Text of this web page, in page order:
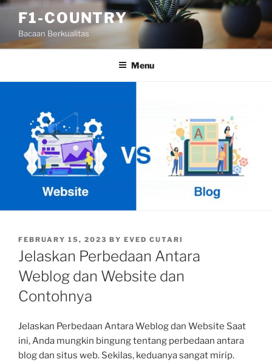
Skip
content
F1-COUNTRY
Bacaan Berkualitas
Menu
POSTED
ON
FEBRUARY 15, 2023 BY EVED CUTARI
Jelaskan Perbedaan Antara
Weblog dan Website dan
Contohnya
Jelaskan Perbedaan Antara Weblog dan Website Saat
ini, Anda mungkin bingung tentang perbedaan antara
blog dan situs web. Sekilas, keduanya sangat mirip.